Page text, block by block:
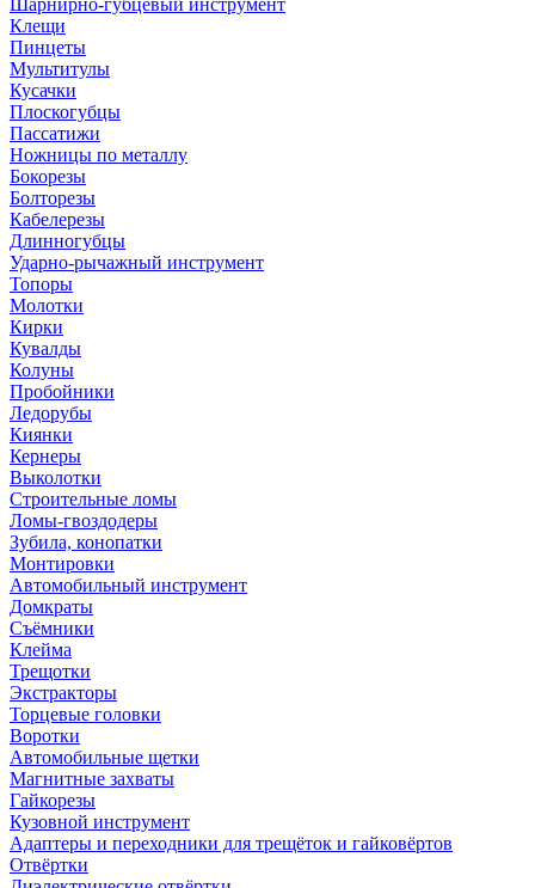
Шарнирно-губцевый инструмент
Клещи
Пинцеты
Мультитулы
Кусачки
Плоскогубцы
Пассатижи
Ножницы по металлу
Бокорезы
Болторезы
Кабелерезы
Длинногубцы
Ударно-рычажный инструмент
Топоры
Молотки
Кирки
Кувалды
Колуны
Пробойники
Ледорубы
Киянки
Кернеры
Выколотки
Строительные ломы
Ломы-гвоздодеры
Зубила, конопатки
Монтировки
Автомобильный инструмент
Домкраты
Съёмники
Клейма
Трещотки
Экстракторы
Торцевые головки
Воротки
Автомобильные щетки
Магнитные захваты
Гайкорезы
Кузовной инструмент
Адаптеры и переходники для трещёток и гайковёртов
Отвёртки